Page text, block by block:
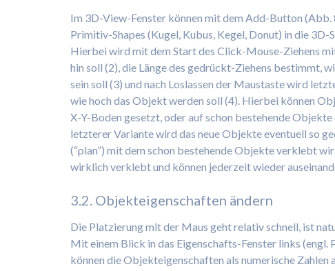
Im 3D-View-Fenster können mit dem Add-Button (Abb.
Primitiv-Shapes (Kugel, Kubus, Kegel, Donut) in die 3D-
Hierbei wird mit dem Start des Click-Mouse-Ziehens
hin soll (2), die Länge des gedrückt-Ziehens bestimmt,
sein soll (3) und nach Loslassen der Maustaste wird
wie hoch das Objekt werden soll (4). Hierbei können
X-Y-Boden gesetzt, oder auf schon bestehende
letzterer Variante wird das neue Objekte eventuell so
(“plan”) mit dem schon bestehende Objekte verklebt
wirklich verklebt und können jederzeit wieder
3.2. Objekteigenschaften ändern
Die Platzierung mit der Maus geht relativ schnell, ist
Mit einem Blick in das Eigenschafts-Fenster links (engl.
können die Objekteigenschaften als numerische Zahlen